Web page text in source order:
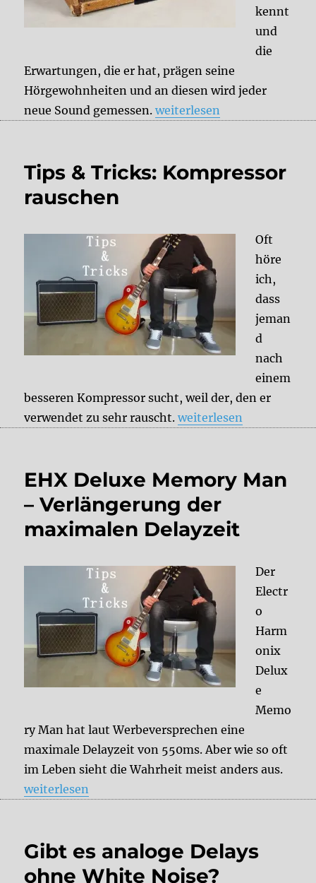
kennt
und
die
Erwartungen, die er hat, prägen seine
Hörgewohnheiten und an diesen wird jeder
neue Sound gemessen.„Andere Geschichte =
weiterlesen
Tips & Tricks: Kompressor
rauschen
Oft
höre
ich,
dass
jeman
d
nach
einem
besseren Kompressor sucht, weil der, den er
verwendet zu sehr rauscht.„Tips & Tricks:
weiterlesen
EHX Deluxe Memory Man
– Verlängerung der
maximalen Delayzeit
Der
Electr
o
Harm
onix
Delux
e
Memo
ry Man hat laut Werbeversprechen eine
maximale Delayzeit von 550ms. Aber wie so oft
im Leben sieht die Wahrheit meist anders aus.
„EHX Deluxe Memory Man – Verlängerung der
weiterlesen
Gibt es analoge Delays
ohne White Noise?